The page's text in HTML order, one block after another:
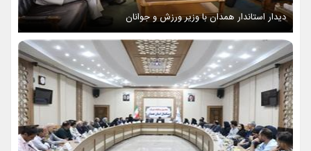
دیدار استاندار همدان با وزیر ورزش و جوانان